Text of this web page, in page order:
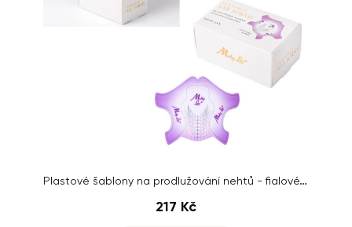
Plastové šablony na prodlužování nehtů - fialové, 500ks
217 Kč